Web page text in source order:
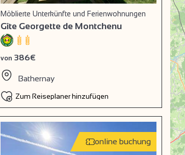
Möblierte Unterkünfte und Ferienwohnungen
Gîte Georgette de Montchenu
von 386€
Bathernay
Zum Reiseplaner hinzufügen
online buchung